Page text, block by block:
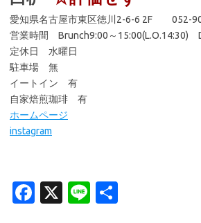
愛知県名古屋市東区徳川2-6-6 2F 052-
営業時間 Brunch9:00～15:00(L.O.14:30)
定休日 水曜日
駐車場 無
イートイン 有
自家焙煎珈琲 有
ホームページ
instagram
Fa X
Li